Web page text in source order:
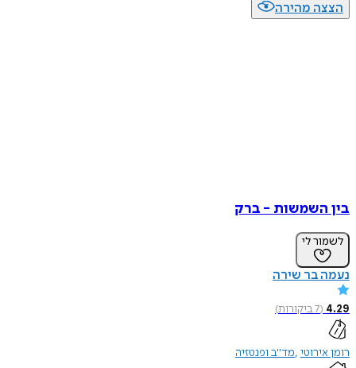
הצצה מהירה
בין השמשות - ברק
לשמור לי
נעמה בר שירה
4.29
(
7ביקורות)
רומן אירוטי מד"ב ופנטזיה